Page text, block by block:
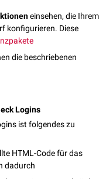
einsehen, die Ihrem
konfigurieren. Diese
die beschriebenen
Logins
ist folgendes zu
HTML-Code für das
dadurch